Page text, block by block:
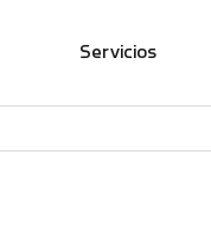
Servicios